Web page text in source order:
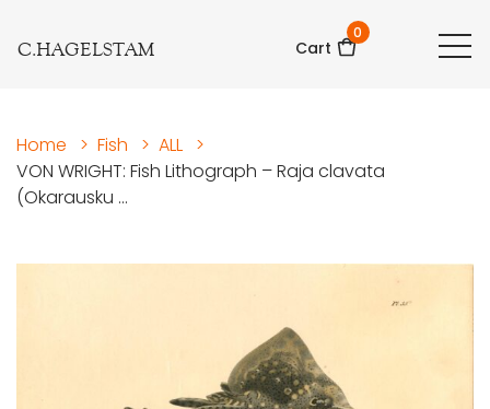
C.HAGELSTAM Cart
0
Home > Fish > ALL >
VON WRIGHT: Fish Lithograph – Raja clavata
(Okarausku ...